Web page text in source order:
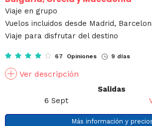
Viaje en grupo
Vuelos incluidos desde Madrid,
Viaje para disfrutar del destino
67 Opiniones 9 días
Ver descripción
Salidas
6 Sept
Más información y